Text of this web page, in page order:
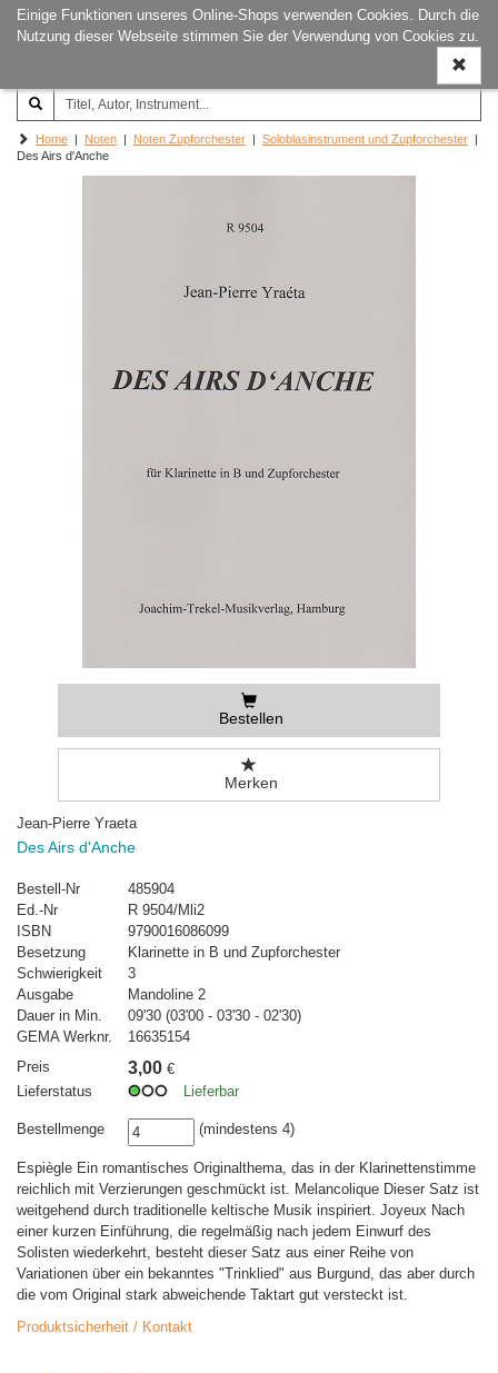
Einige Funktionen unseres Online-Shops verwenden Cookies. Durch die
Nutzung dieser Webseite stimmen Sie der Verwendung von Cookies zu.
ein-/
Joachim‐Trekel‐Musikverlag,
Hamburg
Home | Noten | Noten Zupforchester | Soloblasinstrument und Zupforchester |
Des Airs d'Anche
Bestellen
Merken
Jean-Pierre Yraeta
Des Airs d'Anche
Bestell-Nr
485904
Ed.-Nr
R 9504/Mli2
ISBN
9790016086099
Besetzung
Klarinette in B und Zupforchester
Schwierigkeit
3
Ausgabe
Mandoline 2
Dauer in Min.
09'30 (03'00 - 03'30 - 02'30)
GEMA Werknr.
16635154
Preis
3,00 €
Lieferstatus
Lieferbar
Bestellmenge (mindestens 4)
Espiègle Ein romantisches Originalthema, das in der Klarinettenstimme
reichlich mit Verzierungen geschmückt ist. Melancolique Dieser Satz ist
weitgehend durch traditionelle keltische Musik inspiriert. Joyeux Nach
einer kurzen Einführung, die regelmäßig nach jedem Einwurf des
Solisten wiederkehrt, besteht dieser Satz aus einer Reihe von
Variationen über ein bekanntes "Trinklied" aus Burgund, das aber durch
die vom Original stark abweichende Taktart gut versteckt ist.
Produktsicherheit / Kontakt